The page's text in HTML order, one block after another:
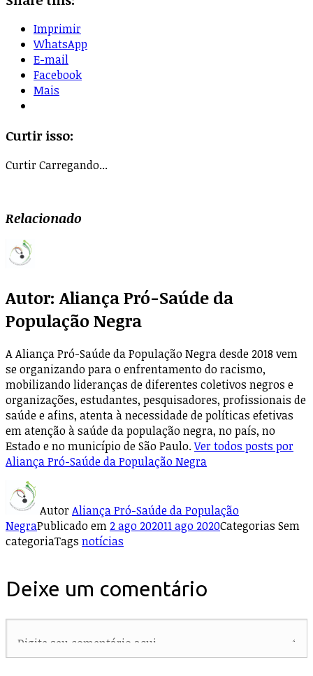
Imprimir
WhatsApp
E-mail
Facebook
Mais
Curtir isso:
CurtirCarregando...
Relacionado
Autor: Aliança Pró-Saúde da
População Negra
A Aliança Pró-Saúde da População Negra desde 2018 vem
se organizando para o enfrentamento do racismo,
mobilizando lideranças de diferentes coletivos negros e
organizações, estudantes, pesquisadores, profissionais de
saúde e afins, atenta à necessidade de políticas efetivas
em atenção à saúde da população negra, no país, no
Estado e no município de São Paulo.Ver todos posts por
Aliança Pró-Saúde da População Negra
AutorAliança Pró-Saúde da População
NegraPublicado em 2 ago 202011 ago 2020Categorias Sem
categoriaTags notícias
Deixe um comentário